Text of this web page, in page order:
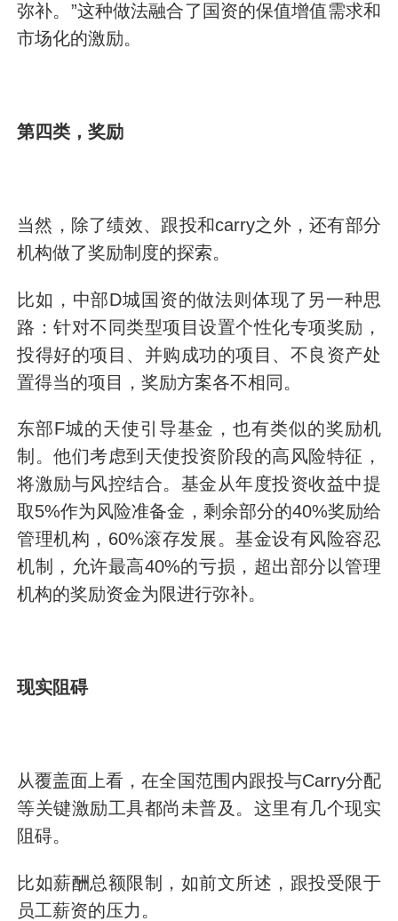
弥补。”这种做法融合了国资的保值增值需求和
市场化的激励。
第四类，奖励
当然，除了绩效、跟投和carry之外，还有部分
机构做了奖励制度的探索。
比如，中部D城国资的做法则体现了另一种思
路：针对不同类型项目设置个性化专项奖励，
投得好的项目、并购成功的项目、不良资产处
置得当的项目，奖励方案各不相同。
东部F城的天使引导基金，也有类似的奖励机
制。他们考虑到天使投资阶段的高风险特征，
将激励与风控结合。基金从年度投资收益中提
取5%作为风险准备金，剩余部分的40%奖励给
管理机构，60%滚存发展。基金设有风险容忍
机制，允许最高40%的亏损，超出部分以管理
机构的奖励资金为限进行弥补。
现实阻碍
从覆盖面上看，在全国范围内跟投与Carry分配
等关键激励工具都尚未普及。这里有几个现实
阻碍。
比如薪酬总额限制，如前文所述，跟投受限于
员工薪资的压力。